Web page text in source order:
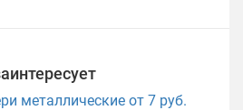
металлические от 7 руб.